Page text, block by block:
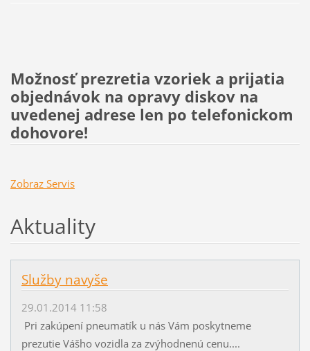
Možnosť prezretia vzoriek a prijatia
objednávok na opravy diskov na
uvedenej adrese len po telefonickom
dohovore!
Zobraz Servis
Aktuality
Služby navyše
29.01.2014 11:58
Pri zakúpení pneumatík u nás Vám poskytneme
prezutie Vášho vozidla za zvýhodnenú cenu....